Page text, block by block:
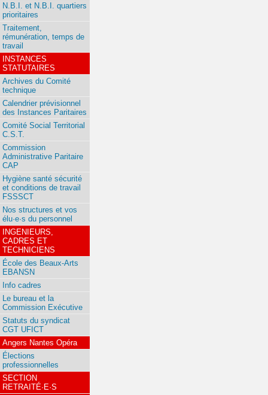
N.B.I. et N.B.I. quartiers
prioritaires
Traitement,
rémunération, temps de
travail
INSTANCES
STATUTAIRES
Archives du Comité
technique
Calendrier prévisionnel
des Instances Paritaires
Comité Social Territorial
C.S.T.
Commission
Administrative Paritaire
CAP
Hygiène santé sécurité
et conditions de travail
FSSSCT
Nos structures et vos
élu·e·s du personnel
INGENIEURS,
CADRES ET
TECHNICIENS
École des Beaux-Arts
EBANSN
Info cadres
Le bureau et la
Commission Exécutive
Statuts du syndicat
CGT UFICT
Angers Nantes Opéra
Élections
professionnelles
SECTION
RETRAITÉ·E·S